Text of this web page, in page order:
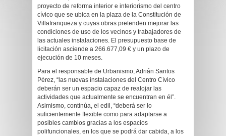
proyecto de reforma interior e interiorismo del centro
cívico que se ubica en la plaza de la Constitución de
Villafranqueza y cuyas obras pretenden mejorar las
condiciones de uso de los vecinos y trabajadores de
las actuales instalaciones. El presupuesto base de
licitación asciende a 266.677,09 € y un plazo de
ejecución de 10 meses.
Para el responsable de Urbanismo, Adrián Santos
Pérez, “las nuevas instalaciones del Centro Cívico
deberán ser un espacio capaz de realojar las
actividades que actualmente se encuentran en él”.
Asimismo, continúa, el edil, “deberá ser lo
suficientemente flexible como para adaptarse a
posibles cambios gracias a los espacios
polifuncionales, en los que se podrá dar cabida, a los